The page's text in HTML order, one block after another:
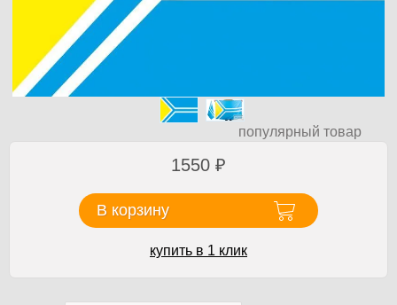
популярный товар
1550 ₽
В корзину
купить в 1 клик